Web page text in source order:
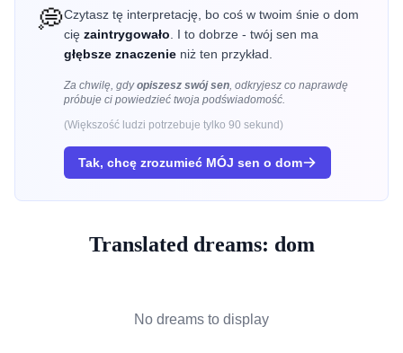
💭Czytasz tę interpretację, bo coś w twoim śnie o dom
cię zaintrygowało . I to dobrze - twój sen ma
głębsze znaczenie niż ten przykład.
Za chwilę, gdyopiszesz swój sen, odkryjesz co naprawdę
próbuje ci powiedzieć twoja podświadomość.
(Większość ludzi potrzebuje tylko 90 sekund)
Tak, chcę zrozumieć MÓJ sen o dom
Translated dreams: dom
No dreams to display